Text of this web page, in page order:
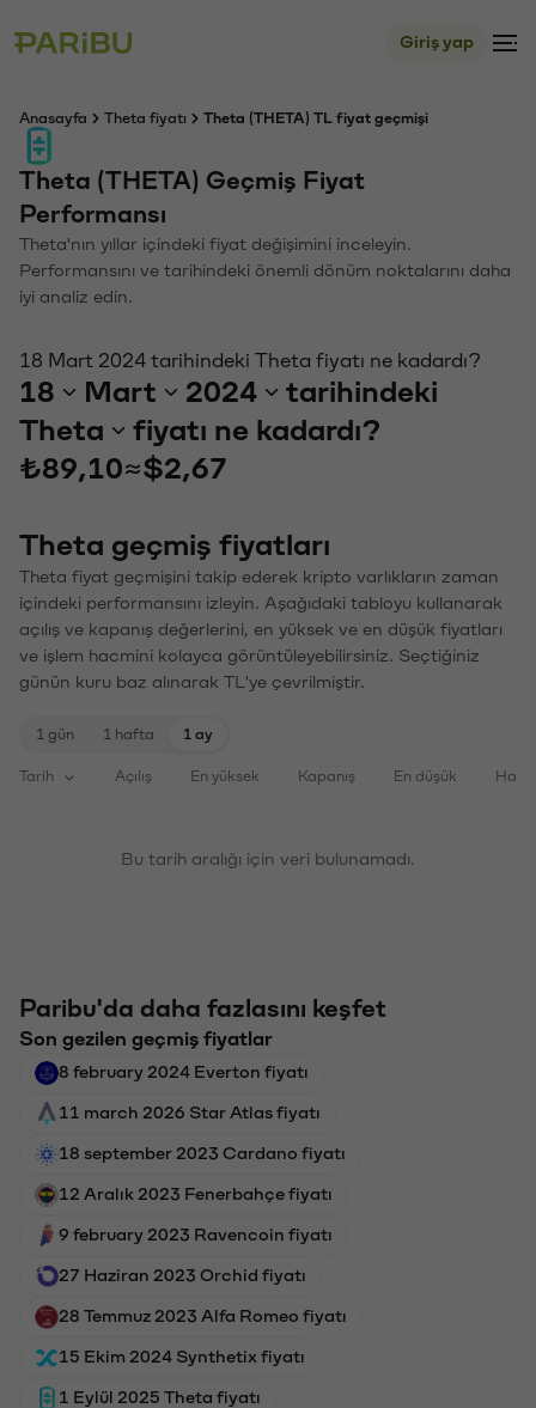
Giriş yap
Anasayfa Theta fiyatı Theta (THETA) TL fiyat geçmişi
Theta (THETA) Geçmiş Fiyat
Performansı
Theta'nın yıllar içindeki fiyat değişimini inceleyin.
Performansını ve tarihindeki önemli dönüm noktalarını daha
iyi analiz edin.
18 Mart 2024 tarihindeki Theta fiyatı ne kadardı?
18 Mart 2024
tarihindeki
Theta
fiyatı ne kadardı?
₺89,10≈$2,67
Theta geçmiş fiyatları
Theta fiyat geçmişini takip ederek kripto varlıkların zaman
içindeki performansını izleyin. Aşağıdaki tabloyu kullanarak
açılış ve kapanış değerlerini, en yüksek ve en düşük fiyatları
ve işlem hacmini kolayca görüntüleyebilirsiniz. Seçtiğiniz
günün kuru baz alınarak TL'ye çevrilmiştir.
1 gün 1 hafta 1 ay
Tarih Açılış En yüksek Kapanış En düşük
Bu tarih aralığı için veri bulunamadı.
Paribu'da daha fazlasını keşfet
Son gezilen geçmiş fiyatlar
8 february 2024 Everton fiyatı
11 march 2026 Star Atlas fiyatı
18 september 2023 Cardano fiyatı
12 Aralık 2023 Fenerbahçe fiyatı
9 february 2023 Ravencoin fiyatı
27 Haziran 2023 Orchid fiyatı
28 Temmuz 2023 Alfa Romeo fiyatı
15 Ekim 2024 Synthetix fiyatı
1 Eylül 2025 Theta fiyatı